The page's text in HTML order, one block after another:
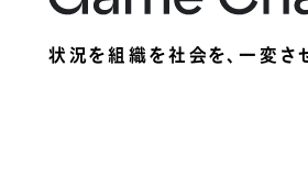
状況を組織を社会を、一変さ